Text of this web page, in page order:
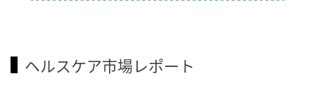
ヘルスケア市場レポート